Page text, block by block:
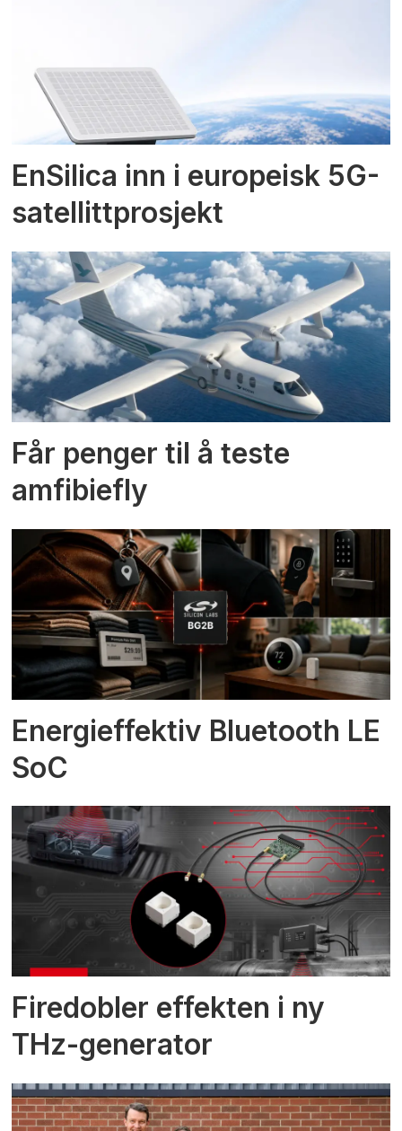
EnSilica inn i europeisk 5G-
satellittprosjekt
Får penger til å teste
amfibiefly
Energieffektiv Bluetooth LE
SoC
Firedobler effekten i ny
THz-generator